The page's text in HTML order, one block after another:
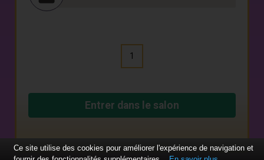
1
Entrer dans le salon
Ce site utilise des cookies pour améliorer l'expérience de navigation et